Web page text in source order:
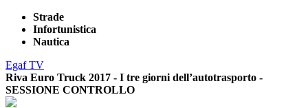
Strade
Infortunistica
Nautica
Egaf TV
Riva Euro Truck 2017 - I tre giorni dell’autotrasporto -
SESSIONE CONTROLLO